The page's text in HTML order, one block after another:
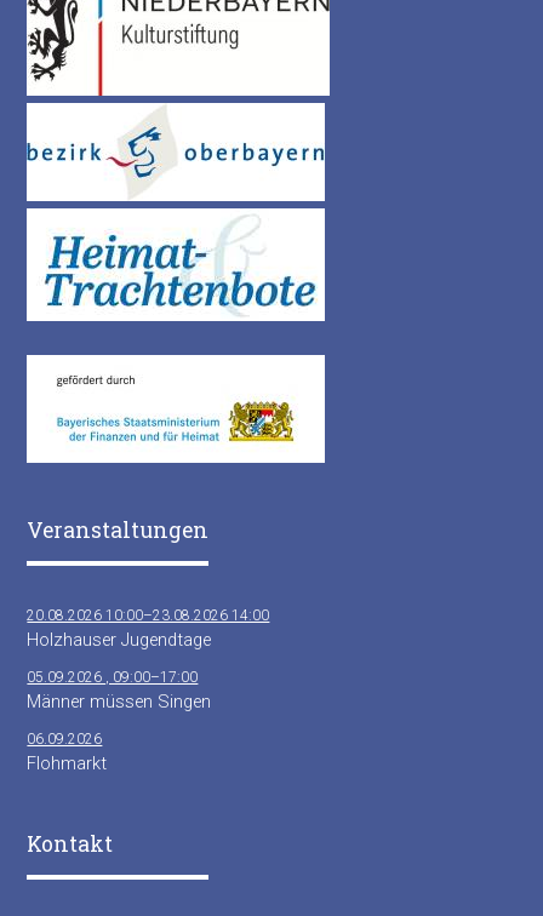
Veranstaltungen
20.08.2026 10:00–23.08.2026 14:00
Holzhauser Jugendtage
05.09.2026 , 09:00–17:00
Männer müssen Singen
06.09.2026
Flohmarkt
Kontakt